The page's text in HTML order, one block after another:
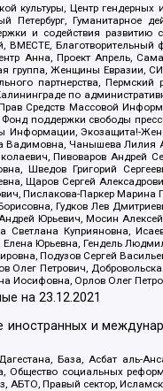
культуры, Центр
Гуманитарное
и содействия
ВМЕСТЕ,
Анна, Проект Апрель,
Женщины Евразии,
партнерства,
по
Средств Массовой
поддержки свободы
Экозащита!-
Чанышева Лилия
Пивоваров Андрей
Шведов Григорий
Щаров Сергей
Пислакова-Паркер
Гудков Лев
Юрьевич, Мосин
Куприяновна,
Юрьевна, Гендель
Подузов Сергей
Петрович,
Иосифовна, Орлов Олег
на23.12.2021
и
База, Асбат аль-
Общество социальных
АБТО, Правый сектор,